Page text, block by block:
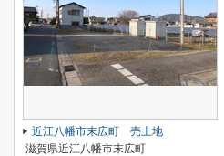
近江八幡市末広町 売土地
滋賀県近江八幡市末広町